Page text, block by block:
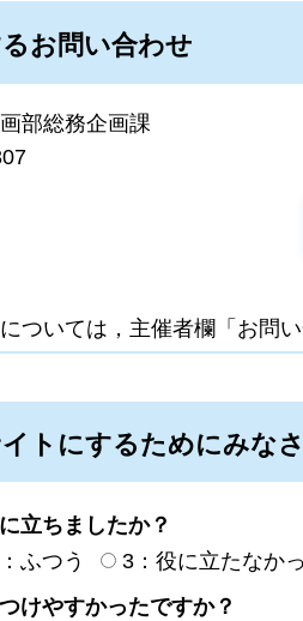
お問い合わせ
部総務企画課
ついては，主催者欄「お問
トにするためにみな
立ちましたか？
ふつう
3：役に立たなか
けやすかったですか？